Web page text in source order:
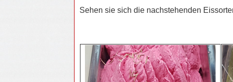
Sehen sie sich die nachstehenden